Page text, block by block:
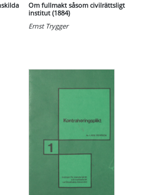
Om fullmakt såsom civilrättsligt
institut (1884)
Ernst Trygger